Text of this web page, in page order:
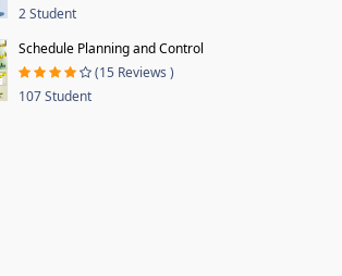
2 Student
Schedule Planning and Control
(15 Reviews )
107 Student